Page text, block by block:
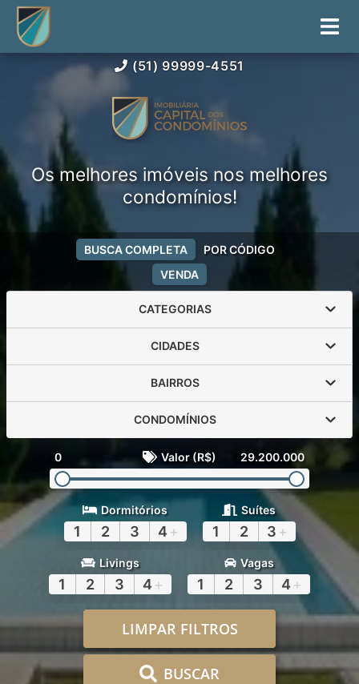
(51) 99999-4551
Os melhores imóveis nos melhores
condomínios!
VENDA
BUSCA COMPLETA POR CÓDIGO
CATEGORIAS
CIDADES
BAIRROS
CONDOMÍNIOS
0 Valor (R$) 29.200.000
Dormitórios
1 2 3 4 +
Suítes
1 2 3 +
Livings
1 2 3 4 +
Vagas
1 2 3 4 +
LIMPAR FILTROS
BUSCAR